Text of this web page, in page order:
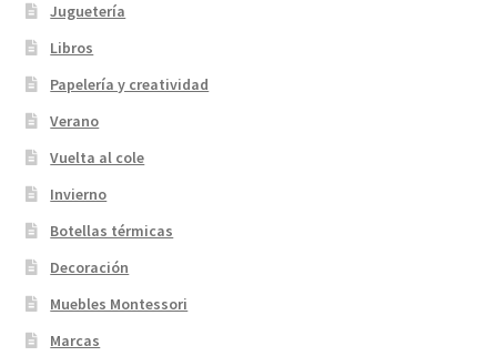
Juguetería
Libros
Papelería y creatividad
Verano
Vuelta al cole
Invierno
Botellas térmicas
Decoración
Muebles Montessori
Marcas